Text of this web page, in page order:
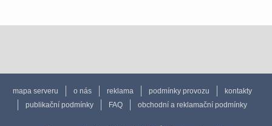
mapa serveru o nás reklama podmínky provozu
kontakty
publikační podmínky
FAQ obchodní a reklamační podmínky